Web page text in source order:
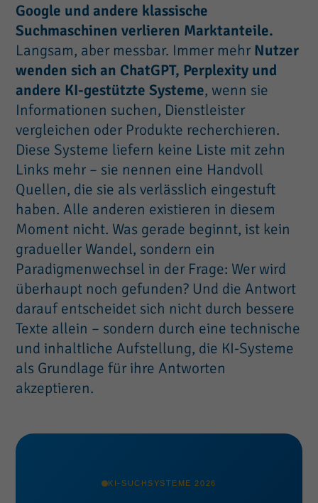
Google und andere klassische
Suchmaschinen verlieren Marktanteile.
Langsam, aber messbar. Immer mehr Nutzer
wenden sich an ChatGPT, Perplexity und
andere KI-gestützte Systeme, wenn sie
Informationen suchen, Dienstleister
vergleichen oder Produkte recherchieren.
Diese Systeme liefern keine Liste mit zehn
Links mehr – sie nennen eine Handvoll
Quellen, die sie als verlässlich eingestuft
haben. Alle anderen existieren in diesem
Moment nicht. Was gerade beginnt, ist kein
gradueller Wandel, sondern ein
Paradigmenwechsel in der Frage: Wer wird
überhaupt noch gefunden? Und die Antwort
darauf entscheidet sich nicht durch bessere
Texte allein – sondern durch eine technische
und inhaltliche Aufstellung, die KI-Systeme
als Grundlage für ihre Antworten
akzeptieren.
KI-SUCHSYSTEME 2026